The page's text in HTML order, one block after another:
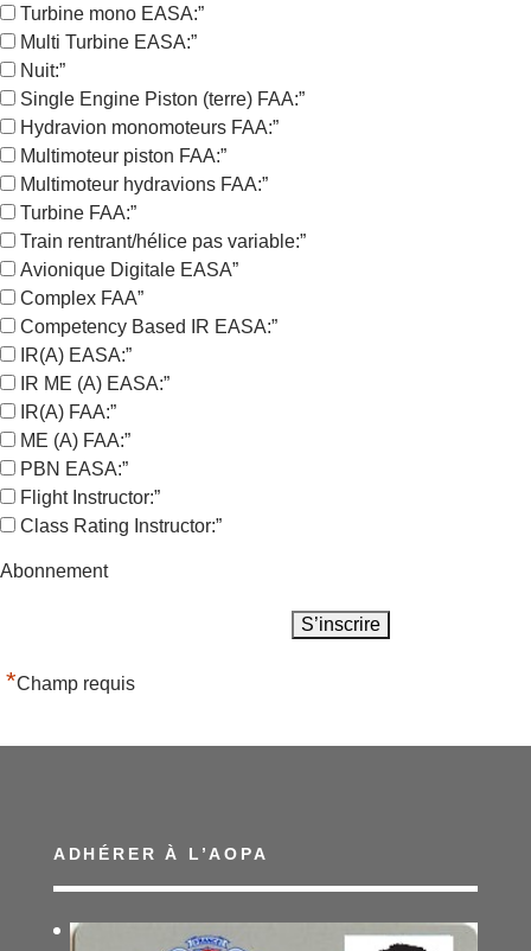
Turbine mono EASA:”
Multi Turbine EASA:”
Nuit:”
Single Engine Piston (terre) FAA:”
Hydravion monomoteurs FAA:”
Multimoteur piston FAA:”
Multimoteur hydravions FAA:”
Turbine FAA:”
Train rentrant/hélice pas variable:”
Avionique Digitale EASA”
Complex FAA”
Competency Based IR EASA:”
IR(A) EASA:”
IR ME (A) EASA:”
IR(A) FAA:”
ME (A) FAA:”
PBN EASA:”
Flight Instructor:”
Class Rating Instructor:”
Abonnement
*Champ requis
ADHÉRER À L’AOPA